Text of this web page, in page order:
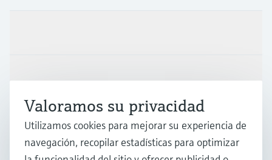
Soporte
Valoramos su privacidad
Utilizamos cookies para mejorar su experiencia de
navegación, recopilar estadísticas para optimizar